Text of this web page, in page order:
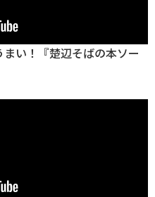
まい！『楚辺そばの本ソー